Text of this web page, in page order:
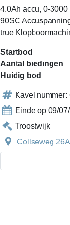
4.0Ah accu, 0-3000
90SC
true
Startbod
Aantal biedingen
Huidig bod
Kavel nummer:
Einde op 09/
Troostwijk
Collseweg